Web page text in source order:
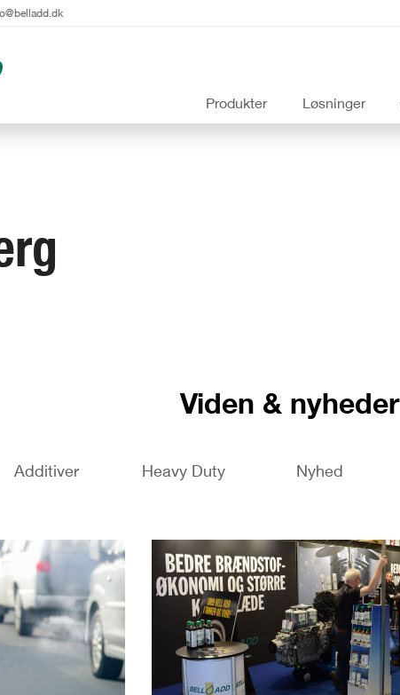
Produkter Løsninger
Viden & nyheder
Additiver Heavy Duty Nyhed